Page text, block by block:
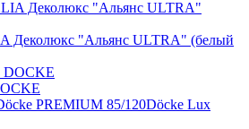
Деколюкс "Альянс ULTRA" (белый
PREMIUM 85/120Döсkе Luх